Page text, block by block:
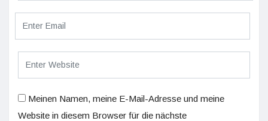
Meinen Namen, meine E-Mail-Adresse und meine
Website in diesem Browser für die nächste